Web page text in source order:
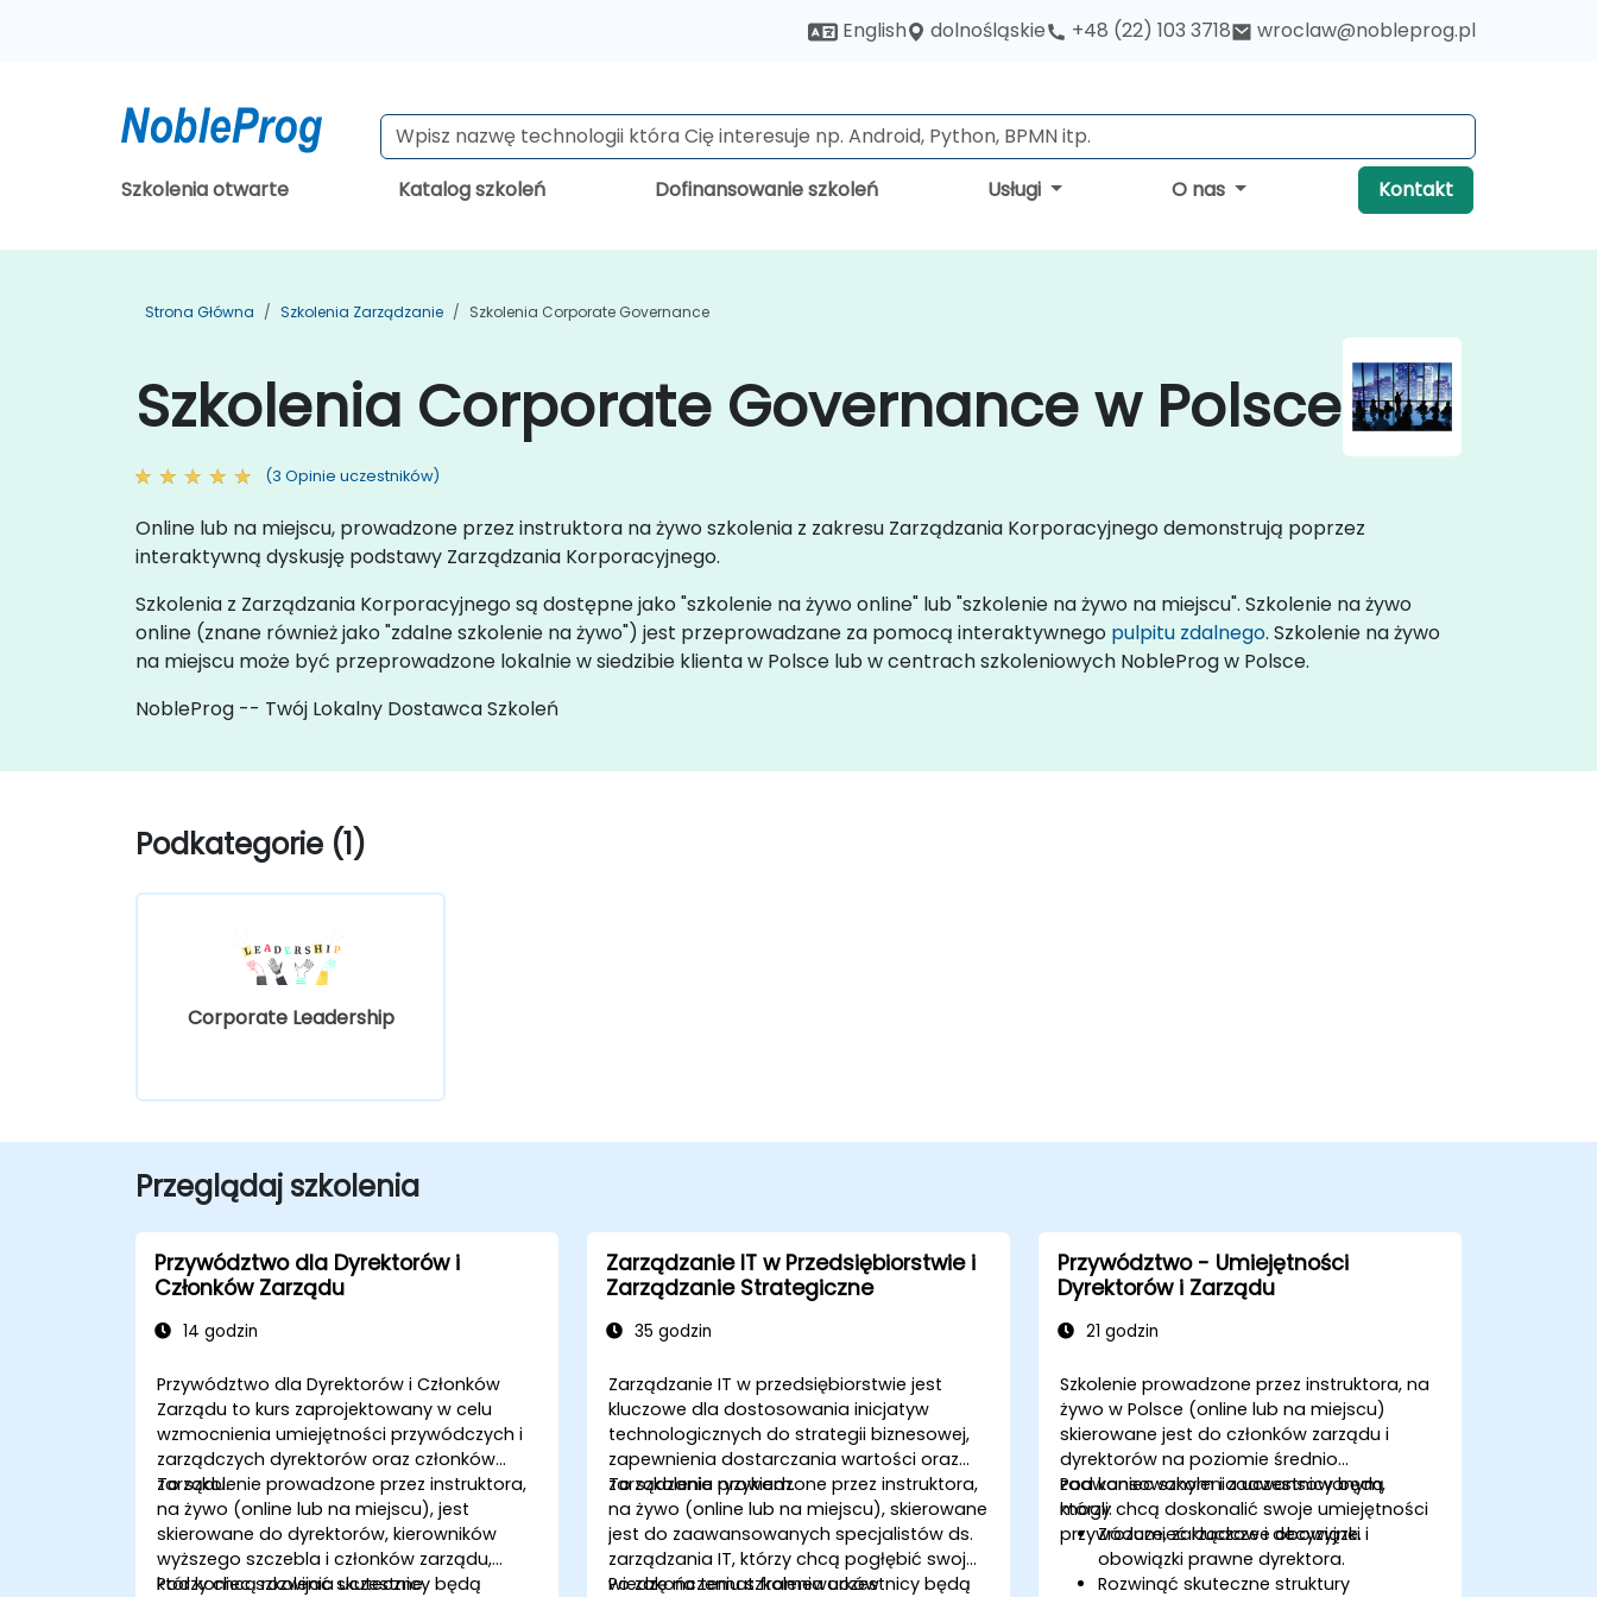
English dolnośląskie +48 (22) 103 3718 wroclaw@nobleprog.pl
Szkolenia otwarte Katalog szkoleń Dofinansowanie szkoleń Usługi O nas Kontakt
Strona Główna Szkolenia Zarządzanie Szkolenia Corporate Governance
Szkolenia Corporate Governance w Polsce
(3 Opinie uczestników)
Online lub na miejscu, prowadzone przez instruktora na żywo szkolenia z zakresu Zarządzania Korporacyjnego demonstrują poprzez
interaktywną dyskusję podstawy Zarządzania Korporacyjnego.
Szkolenia z Zarządzania Korporacyjnego są dostępne jako "szkolenie na żywo online" lub "szkolenie na żywo na miejscu". Szkolenie na żywo
online (znane również jako "zdalne szkolenie na żywo") jest przeprowadzane za pomocą interaktywnego pulpitu zdalnego. Szkolenie na żywo
na miejscu może być przeprowadzone lokalnie w siedzibie klienta w Polsce lub w centrach szkoleniowych NobleProg w Polsce.
NobleProg -- Twój Lokalny Dostawca Szkoleń
Podkategorie (1)
Corporate Leadership
Przeglądaj szkolenia
Przywództwo dla Dyrektorów i
Członków Zarządu
14 godzin
Przywództwo dla Dyrektorów i Członków
Zarządu to kurs zaprojektowany w celu
wzmocnienia umiejętności przywódczych i
zarządczych dyrektorów oraz członków
zarządu.
To szkolenie prowadzone przez instruktora,
na żywo (online lub na miejscu), jest
skierowane do dyrektorów, kierowników
wyższego szczebla i członków zarządu,
którzy chcą rozwijać skuteczne
Pod koniec szkolenia uczestnicy będą
Zarządzanie IT w Przedsiębiorstwie i
Zarządzanie Strategiczne
35 godzin
Zarządzanie IT w przedsiębiorstwie jest
kluczowe dla dostosowania inicjatyw
technologicznych do strategii biznesowej,
zapewnienia dostarczania wartości oraz
zarządzania ryzykiem.
To szkolenie prowadzone przez instruktora,
na żywo (online lub na miejscu), skierowane
jest do zaawansowanych specjalistów ds.
zarządzania IT, którzy chcą pogłębić swoją
wiedzę na temat frameworków
Po zakończeniu szkolenia uczestnicy będą
Przywództwo - Umiejętności
Dyrektorów i Zarządu
21 godzin
Szkolenie prowadzone przez instruktora, na
żywo w Polsce (online lub na miejscu)
skierowane jest do członków zarządu i
dyrektorów na poziomie średnio
zaawansowanym i zaawansowanym,
którzy chcą doskonalić swoje umiejętności
przywódcze, zarządcze i decyzyjne.
Pod koniec szkolenia uczestnicy będą
mogli:
Zrozumieć kluczowe obowiązki i
obowiązki prawne dyrektora.
Rozwinąć skuteczne struktury